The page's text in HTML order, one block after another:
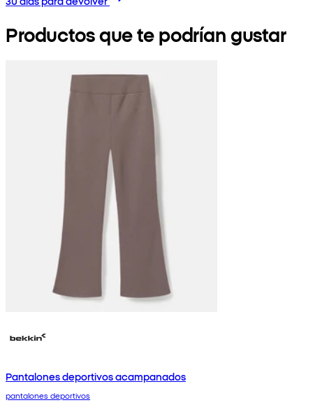
Productos que te podrían gustar
Pantalones deportivos acampanados
pantalones deportivos